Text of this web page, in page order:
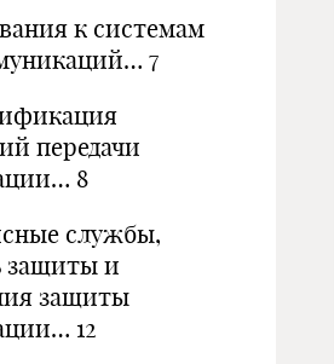
к системам
7
передачи
8
службы,
защиты и
защиты
12